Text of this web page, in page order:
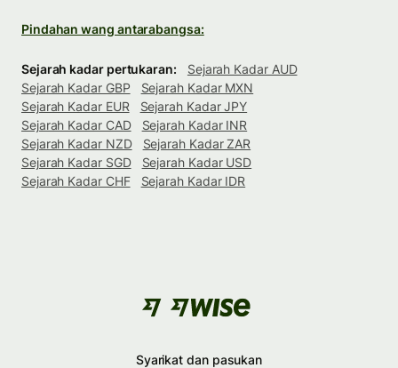
Pindahan wang antarabangsa:
Sejarah kadar pertukaran:
Sejarah Kadar AUD
Sejarah Kadar GBP
Sejarah Kadar MXN
Sejarah Kadar EUR
Sejarah Kadar JPY
Sejarah Kadar CAD
Sejarah Kadar INR
Sejarah Kadar NZD
Sejarah Kadar ZAR
Sejarah Kadar SGD
Sejarah Kadar USD
Sejarah Kadar CHF
Sejarah Kadar IDR
Syarikat dan pasukan